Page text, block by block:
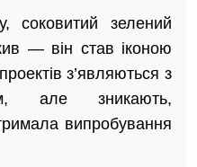
соковитий зелений
— він став іконою
з’являються з
але зникають,
випробування